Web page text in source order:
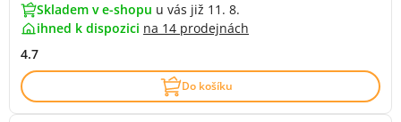
Skladem v e-shopu u vás již 11. 8.
ihned k dispozici na 14 prodejnách
4.7
Do košíku